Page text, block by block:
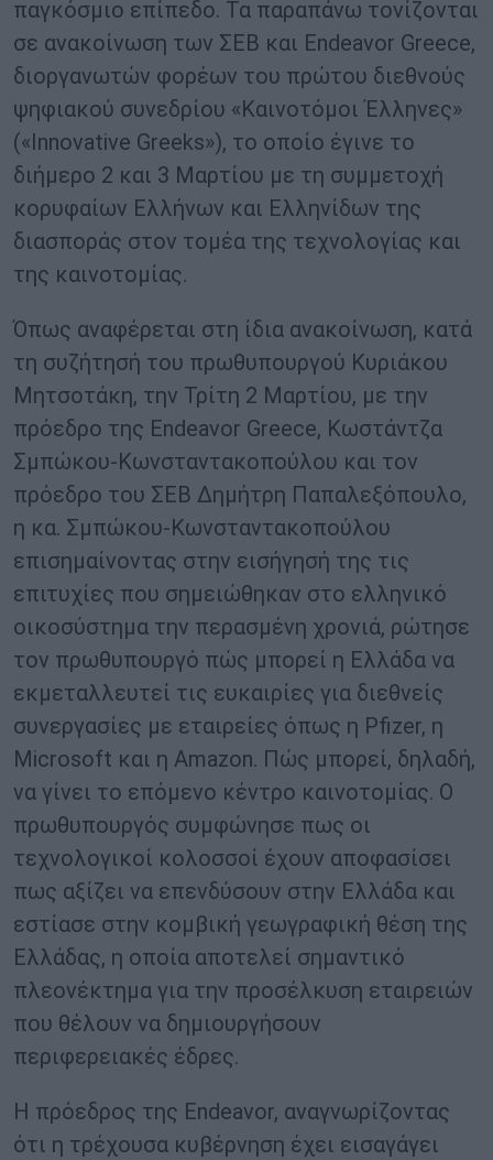
παγκόσμιο επίπεδο. Τα παραπάνω τονίζονται
σε ανακοίνωση των ΣΕΒ και Endeavor Greece,
διοργανωτών φορέων του πρώτου διεθνούς
ψηφιακού συνεδρίου «Καινοτόμοι Έλληνες»
(«Innovative Greeks»), το οποίο έγινε το
διήμερο 2 και 3 Μαρτίου με τη συμμετοχή
κορυφαίων Ελλήνων και Ελληνίδων της
διασποράς στον τομέα της τεχνολογίας και
της καινοτομίας.
Όπως αναφέρεται στη ίδια ανακοίνωση, κατά
τη συζήτησή του πρωθυπουργού Κυριάκου
Μητσοτάκη, την Τρίτη 2 Μαρτίου, με την
πρόεδρο της Endeavor Greece, Κωστάντζα
Σμπώκου-Κωνσταντακοπούλου και τον
πρόεδρο του ΣΕΒ Δημήτρη Παπαλεξόπουλο,
η κα. Σμπώκου-Κωνσταντακοπούλου
επισημαίνοντας στην εισήγησή της τις
επιτυχίες που σημειώθηκαν στο ελληνικό
οικοσύστημα την περασμένη χρονιά, ρώτησε
τον πρωθυπουργό πώς μπορεί η Ελλάδα να
εκμεταλλευτεί τις ευκαιρίες για διεθνείς
συνεργασίες με εταιρείες όπως η Pfizer, η
Microsoft και η Amazon. Πώς μπορεί, δηλαδή,
να γίνει το επόμενο κέντρο καινοτομίας. Ο
πρωθυπουργός συμφώνησε πως οι
τεχνολογικοί κολοσσοί έχουν αποφασίσει
πως αξίζει να επενδύσουν στην Ελλάδα και
εστίασε στην κομβική γεωγραφική θέση της
Ελλάδας, η οποία αποτελεί σημαντικό
πλεονέκτημα για την προσέλκυση εταιρειών
που θέλουν να δημιουργήσουν
περιφερειακές έδρες.
Η πρόεδρος της Endeavor, αναγνωρίζοντας
ότι η τρέχουσα κυβέρνηση έχει εισαγάγει